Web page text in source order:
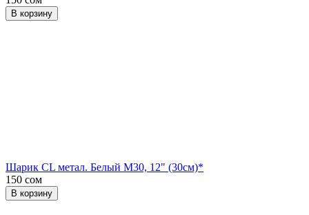
В корзину
Шарик CL метал. Белый М30, 12" (30см)*
150 сом
В корзину